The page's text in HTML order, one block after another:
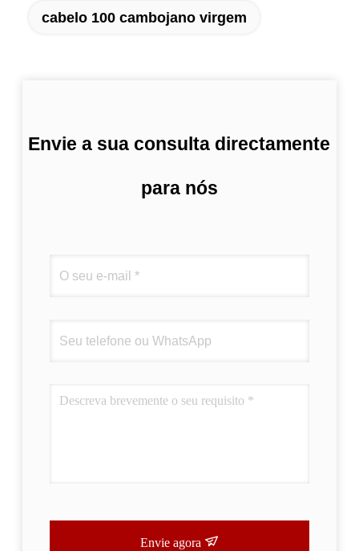
cabelo 100 cambojano virgem
Envie a sua consulta directamente
para nós
Envie agora